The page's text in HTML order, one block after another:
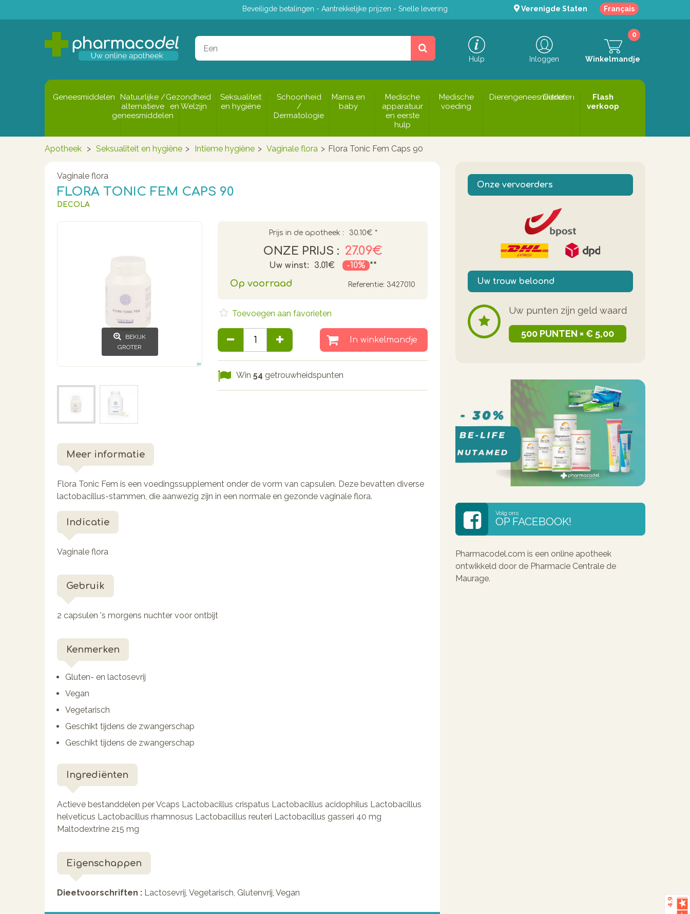
Beveiligde betalingen - Aantrekkelijke prijzen - Snelle levering Verenigde Staten Français
Hulp Inloggen Winkelmandje
0
Geneesmiddelen
Natuurlijke /
alternatieve
geneesmiddelen
Gezondheid
en Welzijn
Seksualiteit
en hygiëne
Schoonheid
/
Dermatologie
Mama en
baby
Medische
apparatuur
en eerste
hulp
Medische
voeding
Dierengeneesmiddelen
Dieren
Flash
verkoop
Apotheek > Seksualiteit en hygiëne > Intieme hygiëne > Vaginale flora > Flora Tonic Fem Caps 90
Vaginale flora
FLORA TONIC FEM CAPS 90
DECOLA
BEKIJK
GROTER
Prijs in de apotheek : 30.10€ *
ONZE PRIJS : 27.09€
Uw winst: 3.01€ -10% **
Op voorraad Referentie: 3427010
Toevoegen aan favorieten
In winkelmandje
Win54 getrouwheidspunten
Meer informatie
Flora Tonic Fem is een voedingssupplement onder de vorm van capsulen. Deze bevatten diverse
lactobacillus-stammen, die aanwezig zijn in een normale en gezonde vaginale flora.
Indicatie
Vaginale flora
Gebruik
2 capsulen 's morgens nuchter voor ontbijt
Kenmerken
Gluten- en lactosevrij
Vegan
Vegetarisch
Geschikt tijdens de zwangerschap
Geschikt tijdens de zwangerschap
Ingrediënten
Actieve bestanddelen per Vcaps Lactobacillus crispatus Lactobacillus acidophilus Lactobacillus
helveticus Lactobacillus rhamnosus Lactobacillus reuteri Lactobacillus gasseri 40 mg
Maltodextrine 215 mg
Eigenschappen
Dieetvoorschriften : Lactosevrij, Vegetarisch, Glutenvrij, Vegan
Onze vervoerders
Uw trouw beloond
Uw punten zijn geld waard
500 PUNTEN = € 5,00
Volg ons
OP FACEBOOK!
Pharmacodel.com is een online apotheek
ontwikkeld door de Pharmacie Centrale de
Maurage.